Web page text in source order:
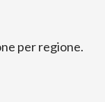
per regione.